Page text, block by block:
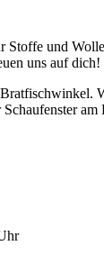
und Wolle
uns auf dich!
am